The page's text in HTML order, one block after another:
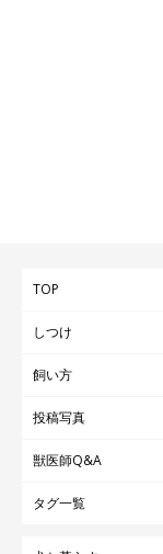
TOP
しつけ
飼い方
投稿写真
獣医師Q&A
タグ一覧